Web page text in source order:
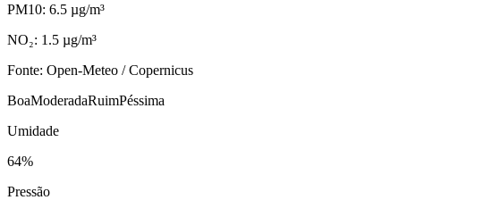
PM10: 6.5 µg/m³
NO₂: 1.5 µg/m³
Fonte: Open-Meteo / Copernicus
BoaModeradaRuimPéssima
Umidade
64%
Pressão